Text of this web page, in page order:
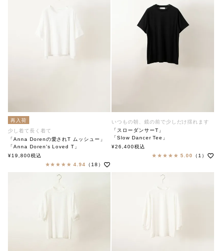
再入荷
少し着て長く着て
「Anna Dorenの愛されT ムッシュー」
「Anna Doren's Loved T」
soutiencollar（ステンカラー）
¥19,800税込
4.94
（18）
いつもの朝、鏡の前で少しだけ揺れます
「スローダンサーT」
「Slow Dancer Tee」
soutiencollar（ステンカラー）
¥26,400税込
5.00
（1）